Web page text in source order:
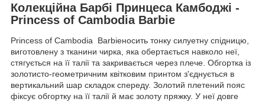
Колекційна Барбі Принцеса Камбоджі -
Princess of Cambodia Barbie
Princess of Cambodia Barbieносить тонку силуетну спідницю,
виготовлену з тканини чирка, яка обертається навколо неї,
стягується на її талії та закривається через плече. Обгортка із
золотисто-геометричним квітковим принтом з'єднується в
вертикальний шар складок спереду. Золотий плетений пояс
фіксує обгортку на її талії й має золоту пряжку. У неї довге